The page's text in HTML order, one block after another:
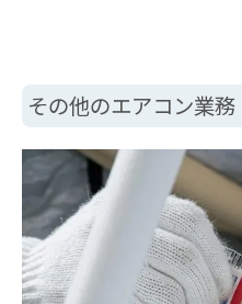
その他のエアコン業務